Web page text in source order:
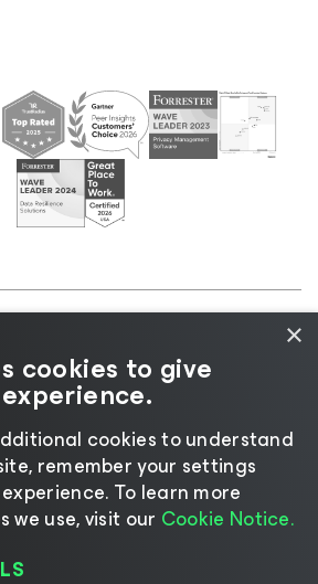
|Legal|Política de licencias
para proveedores
idioma
×
cookies to give
cookies to understand
remember your settings
​To learn more
we use, visit our Cookie Notice.